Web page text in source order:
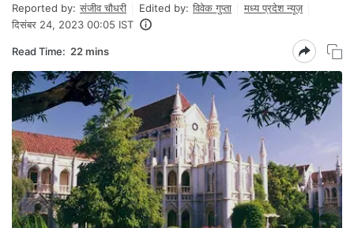
Reported by: संजीव चौधरी Edited by: विवेक गुप्ता
मध्य प्रदेश न्यूज़
दिसंबर 24, 2023 00:05 IST
Read Time: 22 mins